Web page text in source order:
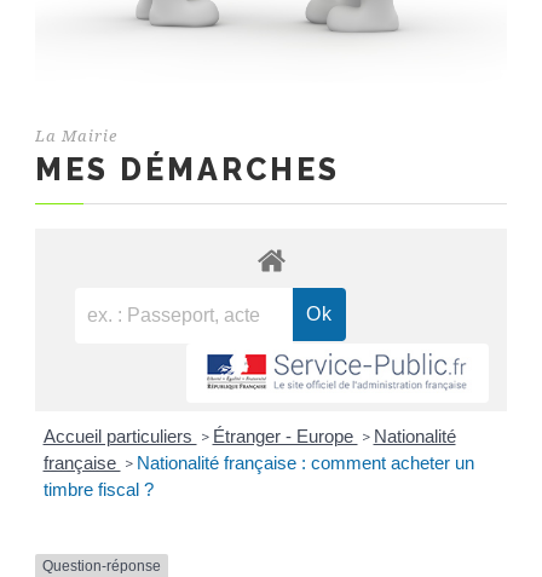
La Mairie
MES DÉMARCHES
Accueil particuliers > Étranger - Europe > Nationalité
française > Nationalité française : comment acheter un
timbre fiscal ?
Question-réponse